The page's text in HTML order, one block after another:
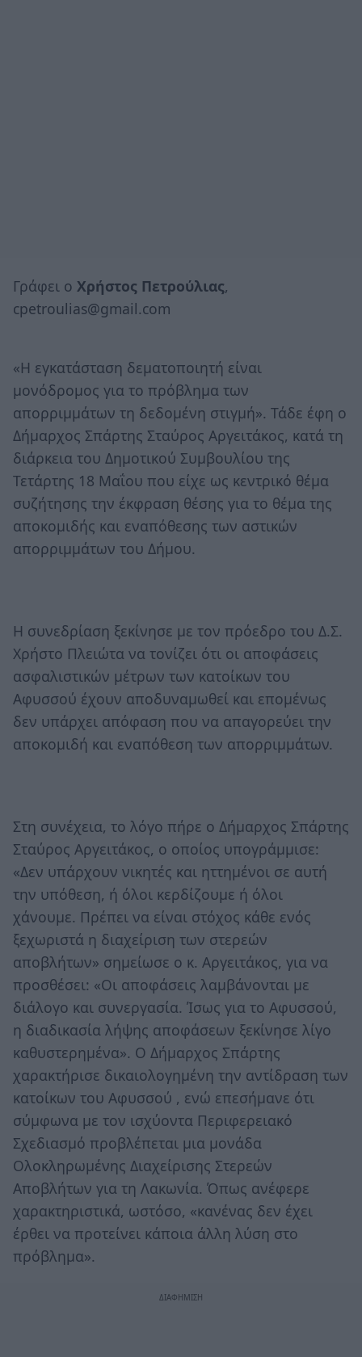
Γράφει ο Χρήστος Πετρούλιας,
cpetroulias@gmail.com
«Η εγκατάσταση δεματοποιητή είναι
μονόδρομος για τo πρόβλημα των
απορριμμάτων τη δεδομένη στιγμή». Τάδε έφη ο
Δήμαρχος Σπάρτης Σταύρος Αργειτάκος, κατά τη
διάρκεια του Δημοτικού Συμβουλίου της
Τετάρτης 18 Μαΐου που είχε ως κεντρικό θέμα
συζήτησης την έκφραση θέσης για το θέμα της
αποκομιδής και εναπόθεσης των αστικών
απορριμμάτων του Δήμου.
Η συνεδρίαση ξεκίνησε με τον πρόεδρο του Δ.Σ.
Χρήστο Πλειώτα να τονίζει ότι οι αποφάσεις
ασφαλιστικών μέτρων των κατοίκων του
Αφυσσού έχουν αποδυναμωθεί και επομένως
δεν υπάρχει απόφαση που να απαγορεύει την
αποκομιδή και εναπόθεση των απορριμμάτων.
Στη συνέχεια, το λόγο πήρε ο Δήμαρχος Σπάρτης
Σταύρος Αργειτάκος, ο οποίος υπογράμμισε:
«Δεν υπάρχουν νικητές και ηττημένοι σε αυτή
την υπόθεση, ή όλοι κερδίζουμε ή όλοι
χάνουμε. Πρέπει να είναι στόχος κάθε ενός
ξεχωριστά η διαχείριση των στερεών
αποβλήτων» σημείωσε ο κ. Αργειτάκος, για να
προσθέσει: «Οι αποφάσεις λαμβάνονται με
διάλογο και συνεργασία. Ίσως για το Αφυσσού,
η διαδικασία λήψης αποφάσεων ξεκίνησε λίγο
καθυστερημένα». Ο Δήμαρχος Σπάρτης
χαρακτήρισε δικαιολογημένη την αντίδραση των
κατοίκων του Αφυσσού , ενώ επεσήμανε ότι
σύμφωνα με τον ισχύοντα Περιφερειακό
Σχεδιασμό προβλέπεται μια μονάδα
Ολοκληρωμένης Διαχείρισης Στερεών
Αποβλήτων για τη Λακωνία. Όπως ανέφερε
χαρακτηριστικά, ωστόσο, «κανένας δεν έχει
έρθει να προτείνει κάποια άλλη λύση στο
πρόβλημα».